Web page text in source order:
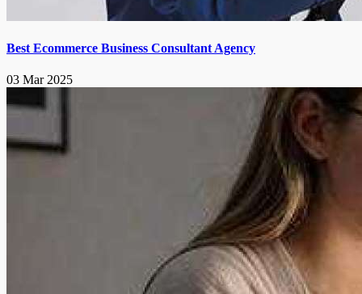
Best Ecommerce Business Consultant Agency
03 Mar 2025